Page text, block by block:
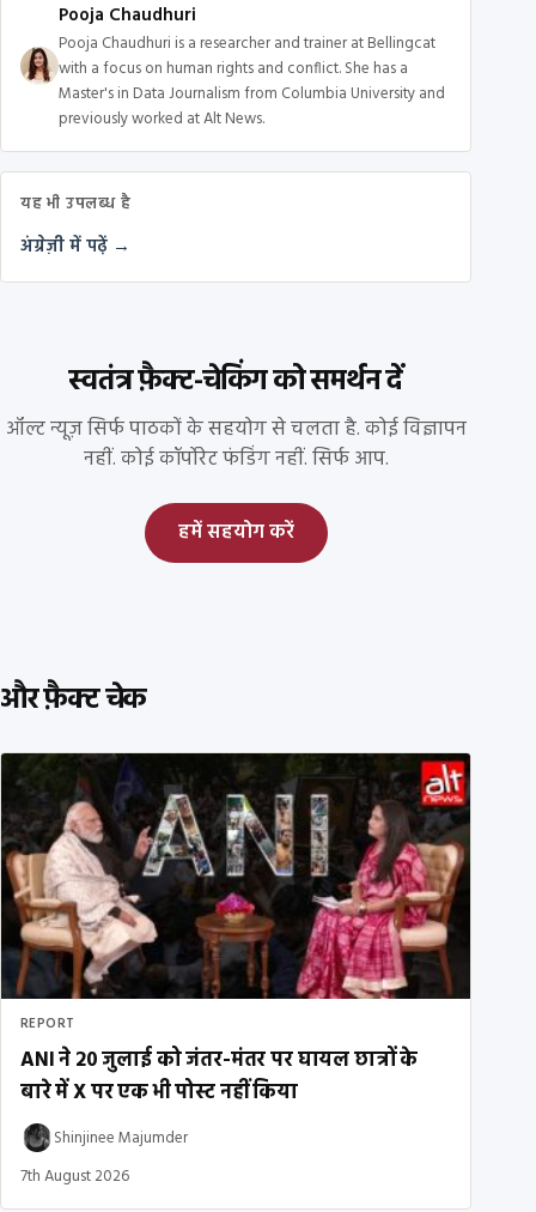
Pooja Chaudhuri
Pooja Chaudhuri is a researcher and trainer at Bellingcat
with a focus on human rights and conflict. She has a
Master's in Data Journalism from Columbia University and
previously worked at Alt News.
यह भी उपलब्ध है
अंग्रेज़ी में पढ़ें →
स्वतंत्र फ़ैक्ट-चेकिंग को समर्थन दें
ऑल्ट न्यूज़ सिर्फ पाठकों के सहयोग से चलता है. कोई विज्ञापन
नहीं. कोई कॉर्पोरेट फंडिंग नहीं. सिर्फ आप.
हमें सहयोग करें
और फ़ैक्ट चेक
REPORT
ANI ने 20 जुलाई को जंतर-मंतर पर घायल छात्रों के
बारे में X पर एक भी पोस्ट नहीं किया
Shinjinee Majumder
7th August 2026